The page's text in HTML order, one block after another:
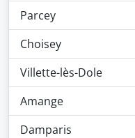
Parcey
Choisey
Villette-lès-Dole
Amange
Damparis